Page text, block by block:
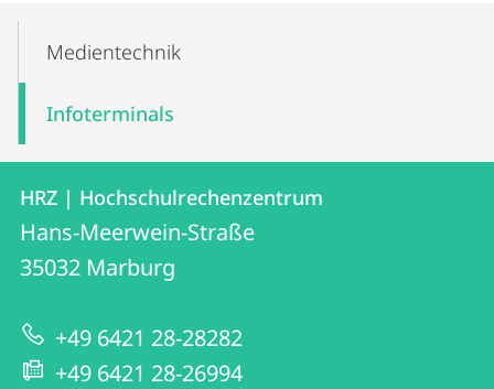
NavigationMedientechnik
Infoterminals
Kontakt
und
Informationen
zur
Website
Kontaktinformationen
HRZ
|
Hochschulrechenzentrum
HRZ | Hochschulrechenzentrum
Hans-Meerwein-Straße
35032 Marburg
+49 6421 28-28282
+49 6421 28-26994